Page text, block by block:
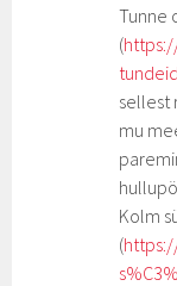
Tunne
(
sellest
mu
Kolm
(